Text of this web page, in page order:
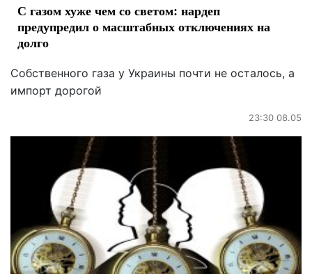
С газом хуже чем со светом: нардеп
предупредил о масштабных отключениях на
долго
Собственного газа у Украины почти не осталось, а
импорт дорогой
23:30 08.05